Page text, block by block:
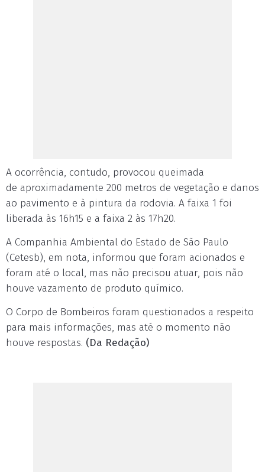
A ocorrência, contudo, provocou queimada
de aproximadamente 200 metros de vegetação e danos
ao pavimento e à pintura da rodovia. A faixa 1 foi
liberada às 16h15 e a faixa 2 às 17h20.
A Companhia Ambiental do Estado de São Paulo
(Cetesb), em nota, informou que foram acionados e
foram até o local, mas não precisou atuar, pois não
houve vazamento de produto químico.
O Corpo de Bombeiros foram questionados a respeito
para mais informações, mas até o momento não
houve respostas. (Da Redação)